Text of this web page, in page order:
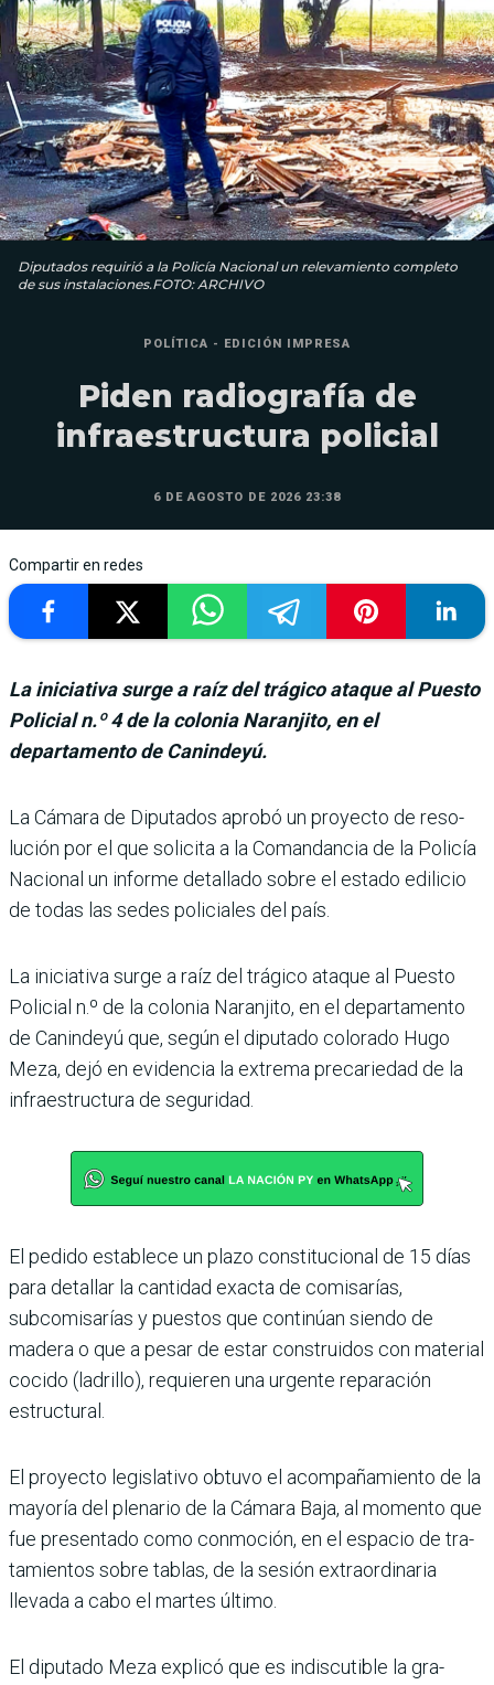
Diputados requirió a la Policía Nacional un relevamiento completo
de sus instalaciones.FOTO: ARCHIVO
POLÍTICA - EDICIÓN IMPRESA
Piden radiografía de
infraestructura policial
6 DE AGOSTO DE 2026 23:38
Compartir en redes
La iniciativa surge a raíz del trágico ataque al Puesto
Policial n.º 4 de la colonia Naranjito, en el
departamento de Canindeyú.
La Cámara de Diputados aprobó un proyecto de reso­
lución por el que solicita a la Comandancia de la Policía
Nacional un informe deta­llado sobre el estado edilicio
de todas las sedes policiales del país.
La iniciativa surge a raíz del trágico ataque al Puesto
Policial n.º de la colonia Naranjito, en el departa­mento
de Canindeyú que, según el diputado colorado Hugo
Meza, dejó en eviden­cia la extrema precariedad de la
infraestructura de seguridad.
El pedido establece un plazo constitucional de 15 días
para detallar la cantidad exacta de comisarías,
subcomisarías y puestos que continúan siendo de
madera o que a pesar de estar construidos con mate­rial
cocido (ladrillo), requie­ren una urgente reparación
estructural.
El proyecto legislativo obtuvo el acompañamiento de la
mayoría del plenario de la Cámara Baja, al momento que
fue presentado como con­moción, en el espacio de tra­
tamientos sobre tablas, de la sesión extraordinaria
llevada a cabo el martes último.
El diputado Meza explicó que es indiscutible la gra­